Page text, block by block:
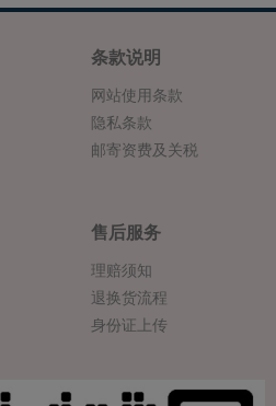
条款说明
网站使用条款
隐私条款
邮寄资费及关税
售后服务
理赔须知
退换货流程
身份证上传